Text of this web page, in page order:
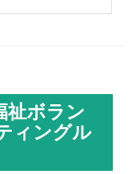
祉ボラン
ィングル